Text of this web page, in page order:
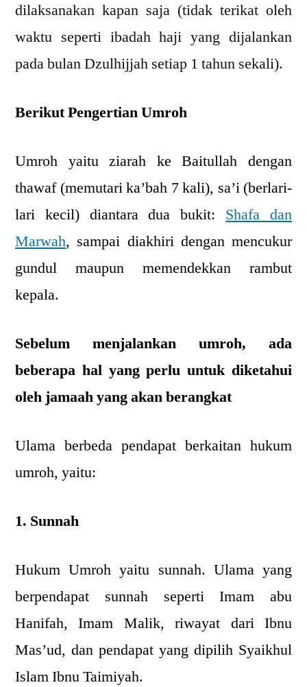
dilaksanakan kapan saja (tidak terikat oleh
waktu seperti ibadah haji yang dijalankan
pada bulan Dzulhijjah setiap 1 tahun sekali).
Berikut Pengertian Umroh
Umroh yaitu ziarah ke Baitullah dengan
thawaf (memutari ka’bah 7 kali), sa’i (berlari-
lari kecil) diantara dua bukit: Shafa dan
Marwah, sampai diakhiri dengan mencukur
gundul maupun memendekkan rambut
kepala.
Sebelum menjalankan umroh, ada
beberapa hal yang perlu untuk diketahui
oleh jamaah yang akan berangkat
Ulama berbeda pendapat berkaitan hukum
umroh, yaitu:
1. Sunnah
Hukum Umroh yaitu sunnah. Ulama yang
berpendapat sunnah seperti Imam abu
Hanifah, Imam Malik, riwayat dari Ibnu
Mas’ud, dan pendapat yang dipilih Syaikhul
Islam Ibnu Taimiyah.